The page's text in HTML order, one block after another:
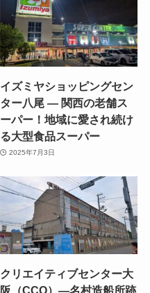
イズミヤショッピングセン
ター八尾 — 関西の老舗ス
ーパー！地域に愛され続け
る大型食品スーパー
2025年7月3日
クリエイティブセンター大
阪（CCO）—名村造船所跡